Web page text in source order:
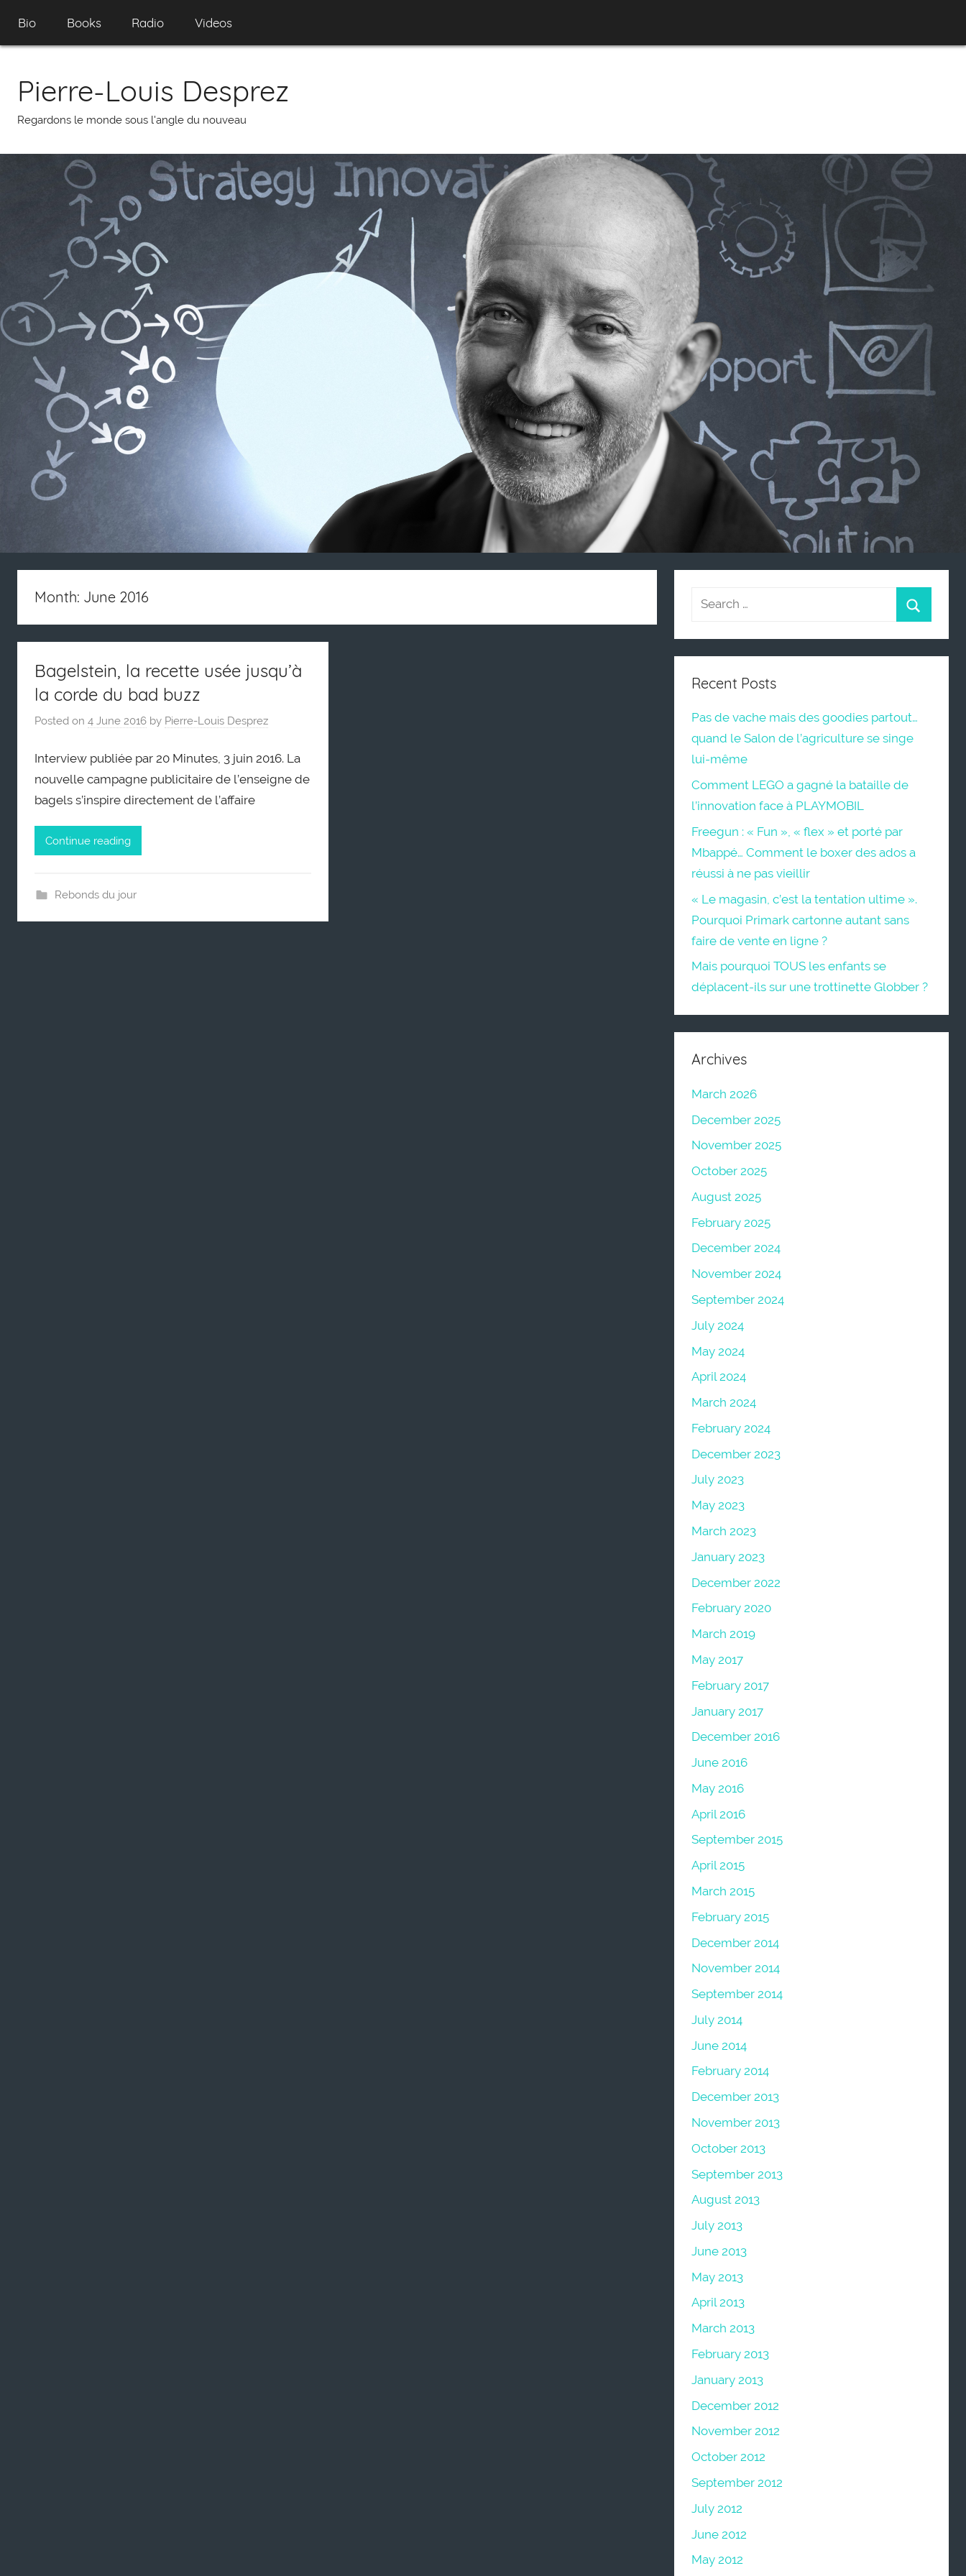
content
Bio Books Radio Videos
Pierre-Louis Desprez
Regardons le monde sous l'angle du nouveau
Month: June 2016
Bagelstein, la recette usée jusqu’à
la corde du bad buzz
Posted on 4 June 2016 by Pierre-Louis Desprez
Interview publiée par 20 Minutes, 3 juin 2016. La
nouvelle campagne publicitaire de l’enseigne de
bagels s’inspire directement de l’affaire
Continue reading
Rebonds du jour
Recent Posts
Pas de vache mais des goodies partout…
quand le Salon de l’agriculture se singe
lui-même
Comment LEGO a gagné la bataille de
l’innovation face à PLAYMOBIL
Freegun : « Fun », « flex » et porté par
Mbappé… Comment le boxer des ados a
réussi à ne pas vieillir
« Le magasin, c’est la tentation ultime ».
Pourquoi Primark cartonne autant sans
faire de vente en ligne ?
Mais pourquoi TOUS les enfants se
déplacent-ils sur une trottinette Globber ?
Archives
March 2026
December 2025
November 2025
October 2025
August 2025
February 2025
December 2024
November 2024
September 2024
July 2024
May 2024
April 2024
March 2024
February 2024
December 2023
July 2023
May 2023
March 2023
January 2023
December 2022
February 2020
March 2019
May 2017
February 2017
January 2017
December 2016
June 2016
May 2016
April 2016
September 2015
April 2015
March 2015
February 2015
December 2014
November 2014
September 2014
July 2014
June 2014
February 2014
December 2013
November 2013
October 2013
September 2013
August 2013
July 2013
June 2013
May 2013
April 2013
March 2013
February 2013
January 2013
December 2012
November 2012
October 2012
September 2012
July 2012
June 2012
May 2012